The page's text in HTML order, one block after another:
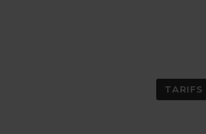
TARIFS